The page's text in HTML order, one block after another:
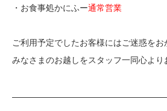
・お食事処かにふー通常営業
ご利用予定でしたお客様にはご迷惑をお
みなさまのお越しをスタッフ一同心より